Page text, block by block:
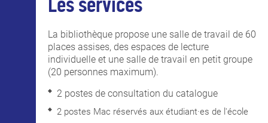
Les services
La bibliothèque propose une salle de travail de 60
places assises, des espaces de lecture
individuelle et une salle de travail en petit groupe
(20 personnes maximum).
2 postes de consultation du catalogue
2 postes Mac réservés aux étudiant·es de l'école